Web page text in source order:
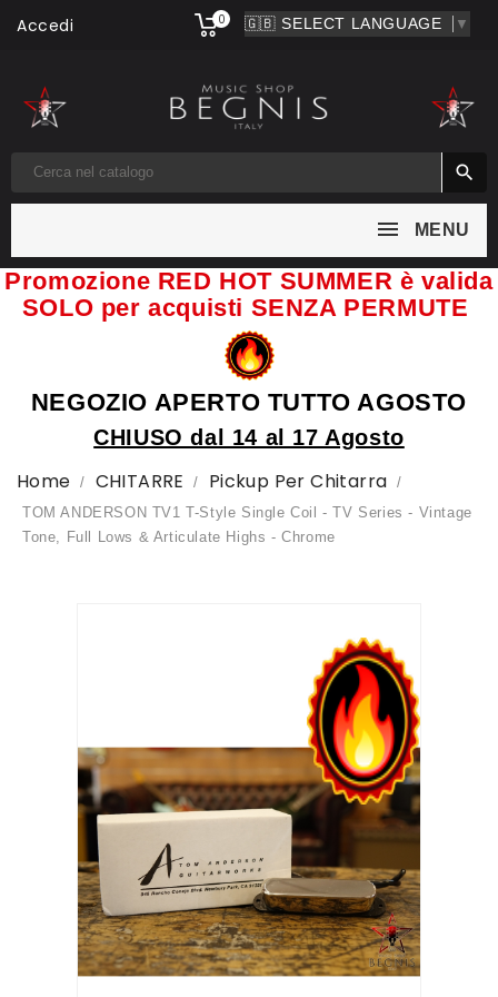
▼
Accedi 0

MENU
Promozione RED HOT SUMMER è valida
SOLO per acquisti SENZA PERMUTE
NEGOZIO APERTO TUTTO AGOSTO
CHIUSO dal 14 al 17 Agosto
Home CHITARRE Pickup Per Chitarra
TOM ANDERSON TV1 T-Style Single Coil - TV Series - Vintage
Tone, Full Lows & Articulate Highs - Chrome